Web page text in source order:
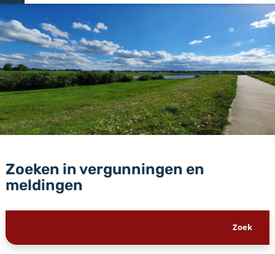
Zoeken in vergunningen en
meldingen